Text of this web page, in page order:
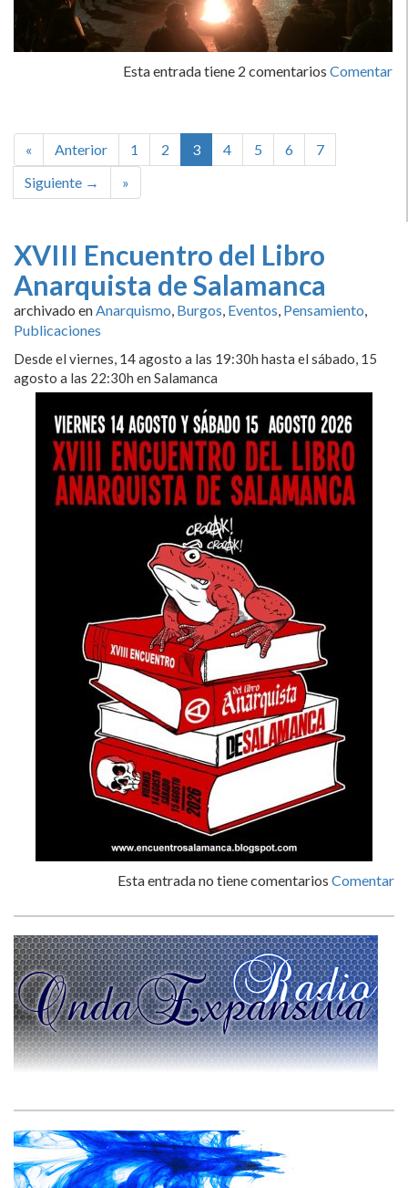
Esta entrada tiene 2 comentarios Comentar
« Anterior 1 2 3 4 5 6
7
Siguiente →
»
XVIII Encuentro del Libro
Anarquista de Salamanca
archivado enAnarquismo, Burgos, Eventos, Pensamiento,
Publicaciones
Desde el viernes, 14 agosto a las 19:30h hasta el sábado, 15
agosto a las 22:30h en Salamanca
Esta entrada no tiene comentarios Comentar